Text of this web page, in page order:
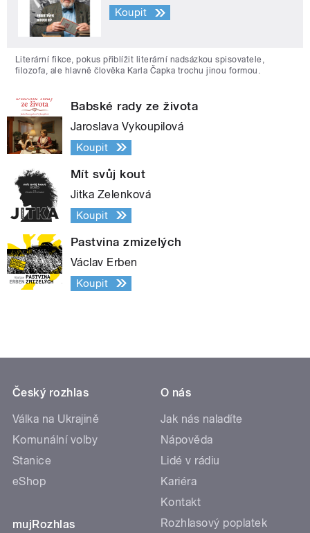
Koupit
Literární fikce, pokus přiblížit literární nadsázkou spisovatele,
filozofa, ale hlavně člověka Karla Čapka trochu jinou formou.
Babské rady ze života
Jaroslava Vykoupilová
Koupit
Mít svůj kout
Jitka Zelenková
Koupit
Pastvina zmizelých
Václav Erben
Koupit
Český rozhlas
Válka na Ukrajině
Komunální volby
Stanice
eShop
mujRozhlas
O nás
Jak nás naladíte
Nápověda
Lidé v rádiu
Kariéra
Kontakt
Rozhlasový poplatek